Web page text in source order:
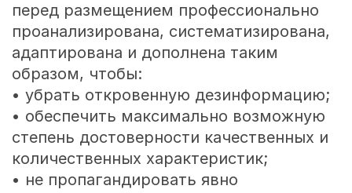
перед размещением профессионально
проанализирована, систематизирована,
адаптирована и дополнена таким
образом, чтобы:
• убрать откровенную дезинформацию;
• обеспечить максимально возможную
степень достоверности качественных и
количественных характеристик;
• не пропагандировать явно